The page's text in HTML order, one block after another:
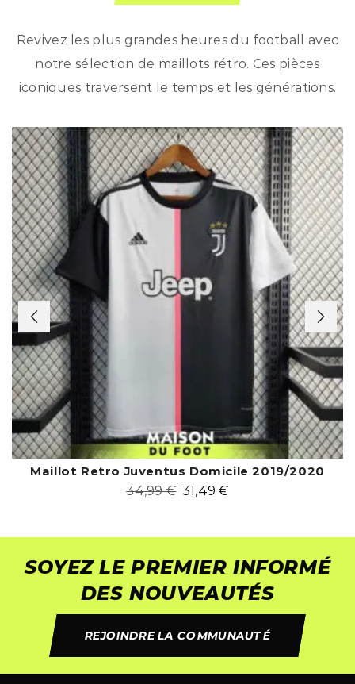
Revivez les plus grandes heures du football avec
notre sélection de maillots rétro. Ces pièces
iconiques traversent le temps et les générations.
Maillot Retro Juventus Domicile 2019/2020
34,99€ 31,49€
SOYEZ LE PREMIER INFORMÉ
DES NOUVEAUTÉS
REJOINDRE LA COMMUNAUTÉ